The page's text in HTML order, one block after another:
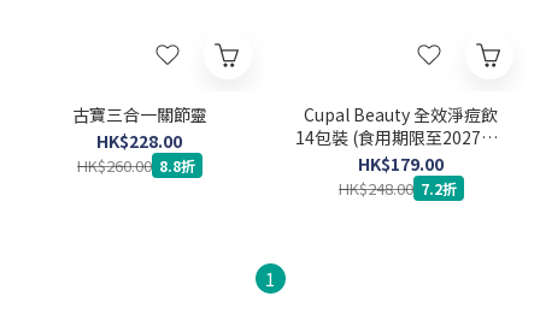
古寶三合一關節靈
HK$228.00
HK$260.00 8.8折
Cupal Beauty 全效淨痘飲
14包裝 (食用期限至2027年3
月26日)
HK$179.00
HK$248.00 7.2折
1